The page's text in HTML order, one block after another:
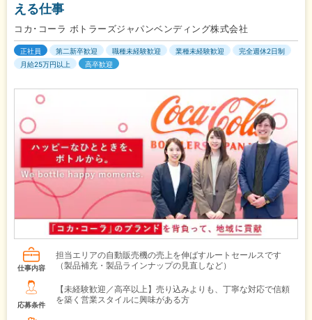
える仕事
コカ･コーラ ボトラーズジャパンベンディング株式会社
正社員 第二新卒歓迎 職種未経験歓迎 業種未経験歓迎
完全週休2日制
月給25万円以上
高卒歓迎
仕事内容
担当エリアの自動販売機の売上を伸ばすルートセールスです
（製品補充・製品ラインナップの見直しなど）
応募条件
【未経験歓迎／高卒以上】売り込みよりも、丁寧な対応で信頼
を築く営業スタイルに興味がある方